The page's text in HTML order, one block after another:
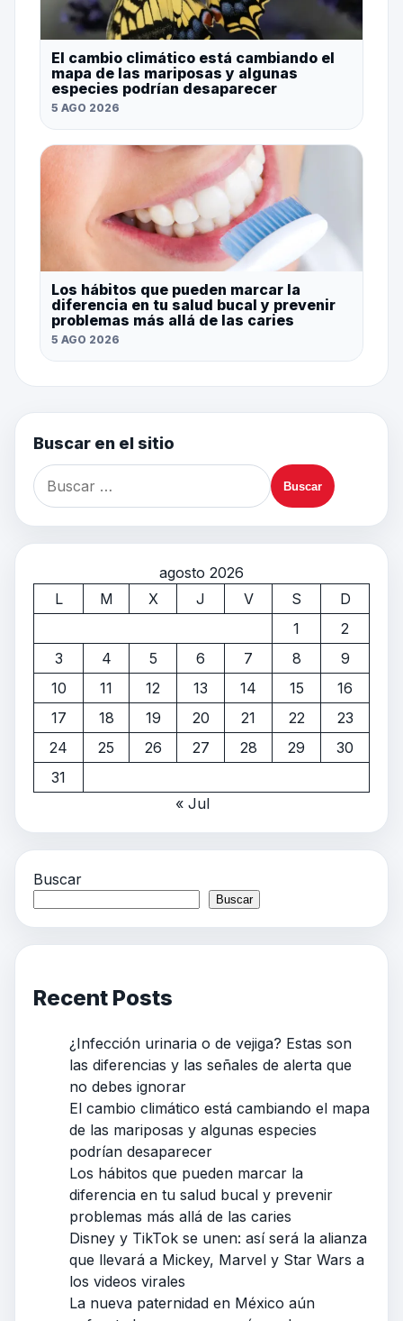
El cambio climático está cambiando el
mapa de las mariposas y algunas
especies podrían desaparecer
5 AGO 2026
Los hábitos que pueden marcar la
diferencia en tu salud bucal y prevenir
problemas más allá de las caries
5 AGO 2026
Buscar en el sitio
agosto 2026
L
M X J V S
D
1
2
3
4 5 6 7 8
9
10
11 12 13 14 15
16
17
18 19 20 21 22
23
24
25 26 27 28 29
30
31
« Jul
Buscar
Buscar
Recent Posts
¿Infección urinaria o de vejiga? Estas son
las diferencias y las señales de alerta que
no debes ignorar
El cambio climático está cambiando el mapa
de las mariposas y algunas especies
podrían desaparecer
Los hábitos que pueden marcar la
diferencia en tu salud bucal y prevenir
problemas más allá de las caries
Disney y TikTok se unen: así será la alianza
que llevará a Mickey, Marvel y Star Wars a
los videos virales
La nueva paternidad en México aún